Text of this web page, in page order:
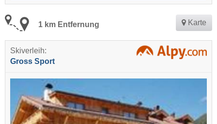
1 km Entfernung Karte
Skiverleih:
Gross Sport